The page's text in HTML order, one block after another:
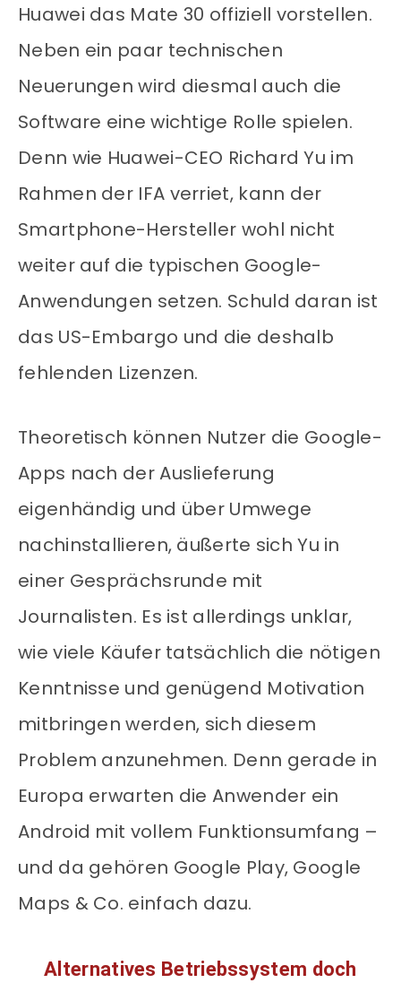
Huawei das Mate 30 offiziell vorstellen.
Neben ein paar technischen
Neuerungen wird diesmal auch die
Software eine wichtige Rolle spielen.
Denn wie Huawei-CEO Richard Yu im
Rahmen der IFA verriet, kann der
Smartphone-Hersteller wohl nicht
weiter auf die typischen Google-
Anwendungen setzen. Schuld daran ist
das US-Embargo und die deshalb
fehlenden Lizenzen.
Theoretisch können Nutzer die Google-
Apps nach der Auslieferung
eigenhändig und über Umwege
nachinstallieren, äußerte sich Yu in
einer Gesprächsrunde mit
Journalisten. Es ist allerdings unklar,
wie viele Käufer tatsächlich die nötigen
Kenntnisse und genügend Motivation
mitbringen werden, sich diesem
Problem anzunehmen. Denn gerade in
Europa erwarten die Anwender ein
Android mit vollem Funktionsumfang –
und da gehören Google Play, Google
Maps & Co. einfach dazu.
Alternatives Betriebssystem doch